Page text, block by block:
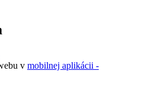
v mobilnej aplikácii -